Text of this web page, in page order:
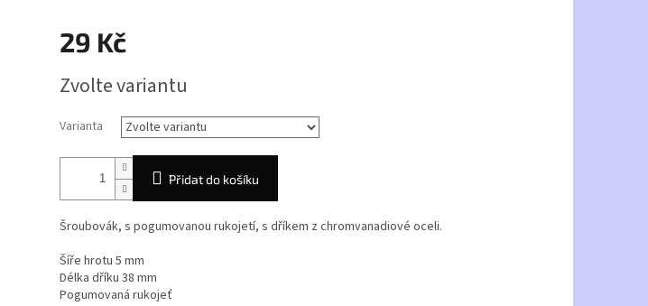
29 Kč
cena:
Zvolte variantu
Varianta
Přidat do košíku
Šroubovák, s pogumovanou rukojetí, s dříkem z chromvanadiové oceli.
Šíře hrotu 5 mm
Délka dříku 38 mm
Pogumovaná rukojeť